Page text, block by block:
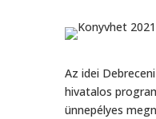
Az idei
hivatalos
ünnepélyes